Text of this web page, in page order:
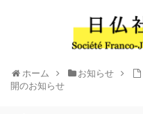
ホーム お知らせ
開のお知らせ